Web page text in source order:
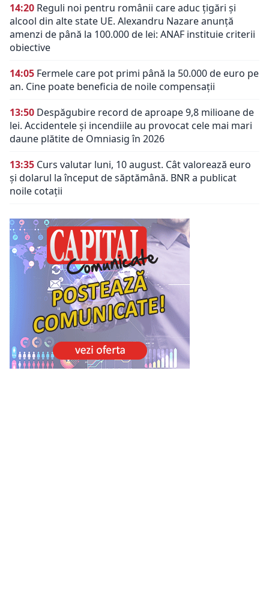
14:20 Reguli noi pentru românii care aduc țigări și
alcool din alte state UE. Alexandru Nazare anunță
amenzi de până la 100.000 de lei: ANAF instituie criterii
obiective
14:05 Fermele care pot primi până la 50.000 de euro pe
an. Cine poate beneficia de noile compensații
13:50 Despăgubire record de aproape 9,8 milioane de
lei. Accidentele și incendiile au provocat cele mai mari
daune plătite de Omniasig în 2026
13:35 Curs valutar luni, 10 august. Cât valorează euro
și dolarul la început de săptămână. BNR a publicat
noile cotații